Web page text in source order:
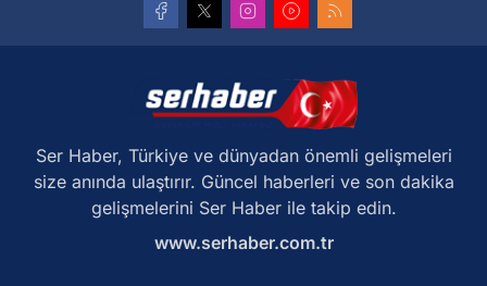
Ser Haber, Türkiye ve dünyadan önemli gelişmeleri
size anında ulaştırır. Güncel haberleri ve son dakika
gelişmelerini Ser Haber ile takip edin.
www.serhaber.com.tr